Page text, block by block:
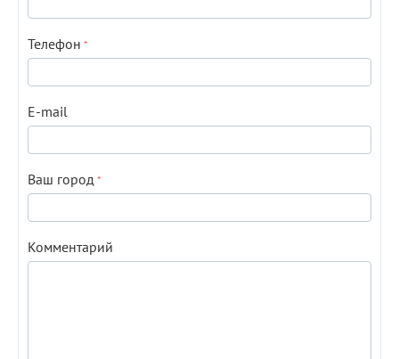
Телефон
E-mail
Ваш город
Комментарий